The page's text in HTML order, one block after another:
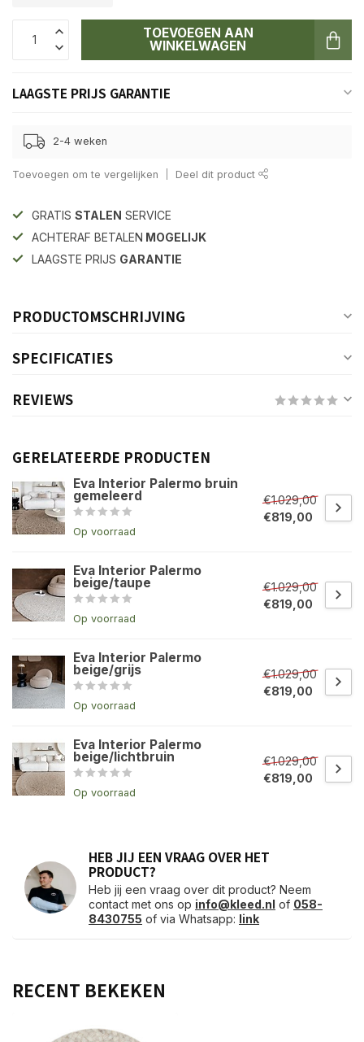
TOEVOEGEN AAN
WINKELWAGEN
LAAGSTE PRIJS GARANTIE
2-4 weken
Toevoegen om te vergelijken Deel dit product
GRATIS STALEN SERVICE
ACHTERAF BETALEN MOGELIJK
LAAGSTE PRIJS GARANTIE
PRODUCTOMSCHRIJVING
SPECIFICATIES
REVIEWS
GERELATEERDE PRODUCTEN
Eva Interior Palermo bruin
gemeleerd
Op voorraad
€1.029,00
€819,00
Eva Interior Palermo
beige/taupe
Op voorraad
€1.029,00
€819,00
Eva Interior Palermo
beige/grijs
Op voorraad
€1.029,00
€819,00
Eva Interior Palermo
beige/lichtbruin
Op voorraad
€1.029,00
€819,00
HEB JIJ EEN VRAAG OVER HET
PRODUCT?
Heb jij een vraag over dit product? Neem
contact met ons op info@kleed.nl of 058-
8430755 of via Whatsapp: link
RECENT BEKEKEN